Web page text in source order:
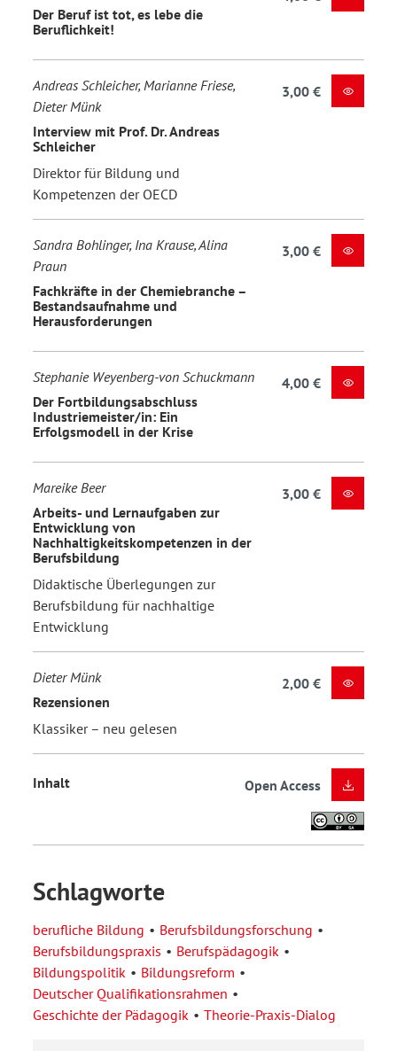
Der Beruf ist tot, es lebe die
Beruflichkeit!
Andreas Schleicher, Marianne Friese,
Dieter Münk
Interview mit Prof. Dr. Andreas
Schleicher
Direktor für Bildung und
Kompetenzen der OECD
3,00 €
Sandra Bohlinger, Ina Krause, Alina
Praun
Fachkräfte in der Chemiebranche –
Bestandsaufnahme und
Herausforderungen
3,00 €
Stephanie Weyenberg-von Schuckmann
Der Fortbildungsabschluss
Industriemeister/in: Ein
Erfolgsmodell in der Krise
4,00 €
Mareike Beer
Arbeits- und Lernaufgaben zur
Entwicklung von
Nachhaltigkeitskompetenzen in der
Berufsbildung
Didaktische Überlegungen zur
Berufsbildung für nachhaltige
Entwicklung
3,00 €
Dieter Münk
Rezensionen
Klassiker – neu gelesen
2,00 €
Inhalt Open Access
Schlagworte
berufliche Bildung
Berufsbildungsforschung
Berufsbildungspraxis
Berufspädagogik
Bildungspolitik
Bildungsreform
Deutscher Qualifikationsrahmen
Geschichte der Pädagogik
Theorie-Praxis-Dialog